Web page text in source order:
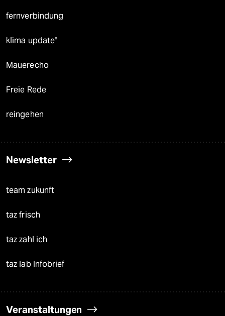
fernverbindung
klima update°
Mauerecho
Freie Rede
reingehen
Newsletter
team zukunft
taz frisch
taz zahl ich
taz lab Infobrief
Veranstaltungen